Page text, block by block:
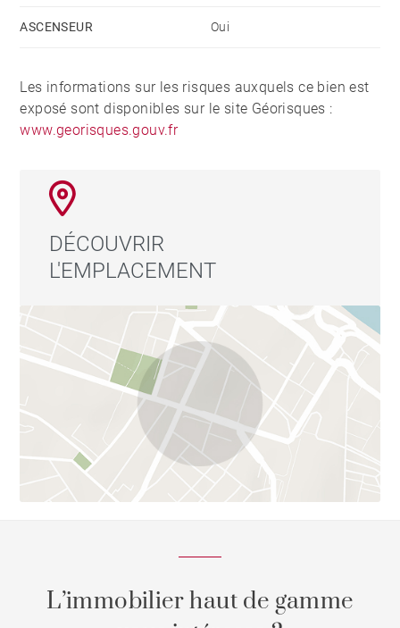
ASCENSEUR Oui
Les informations sur les risques auxquels ce bien est
exposé sont disponibles sur le site Géorisques :
www.georisques.gouv.fr
DÉCOUVRIR
L'EMPLACEMENT
L’immobilier haut de gamme